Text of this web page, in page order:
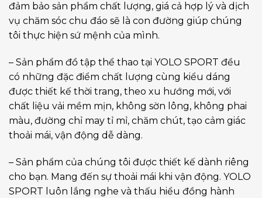
đảm bảo sản phẩm chất lượng, giá cả hợp lý và dịch
vụ chăm sóc chu đáo sẽ là con đường giúp chúng
tôi thực hiện sứ mệnh của mình.
– Sản phẩm đồ tập thể thao tại YOLO SPORT đều
có những đặc điểm chất lượng cùng kiểu dáng
được thiết kế thời trang, theo xu hướng mới, với
chất liệu vải mềm mịn, không sờn lông, không phai
màu, đường chỉ may tỉ mỉ, chăm chút, tạo cảm giác
thoải mái, vận động dễ dàng.
– Sản phẩm của chúng tôi được thiết kế dành riêng
cho bạn. Mang đến sự thoải mái khi vận động. YOLO
SPORT luôn lắng nghe và thấu hiểu đồng hành